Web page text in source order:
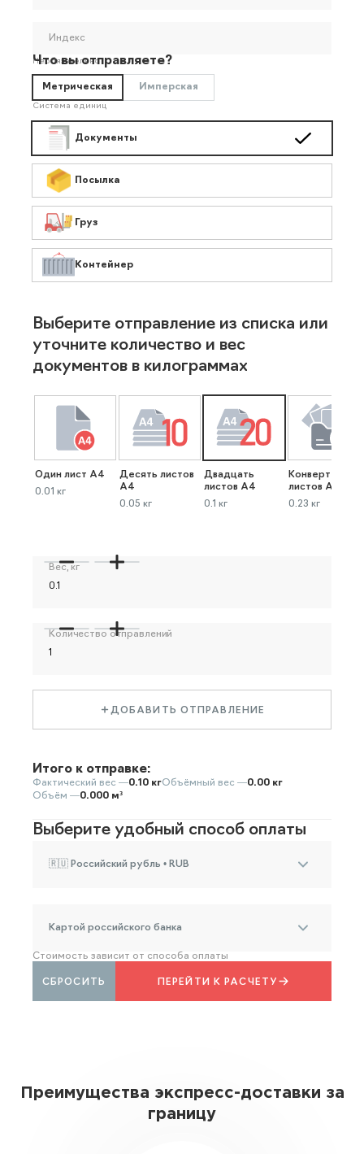
Индекс
Необязательно
Что вы отправляете?
Метрическая Имперская
Система единиц
Документы
Посылка
Груз
Контейнер
Выберите отправление из списка или
уточните количество и вес
документов в килограммах
Один лист А4
0.01 кг
Десять листов
А4
0.05 кг
Двадцать
листов А4
0.1 кг
Конверт до 40
листов А4
0.23 кг
Вес, кг
Количество отправлений
ДОБАВИТЬ ОТПРАВЛЕНИЕ
Итого к отправке:
Фактический вес —0.10 кгОбъёмный вес —0.00 кг
Объём —0.000 м³
Выберите удобный способ оплаты
🇷🇺 Российский рубль • RUB
Картой российского банка
Стоимость зависит от способа оплаты
ПЕРЕЙТИ К РАСЧЕТУ
СБРОСИТЬ
Преимущества экспресс-доставки за
границу